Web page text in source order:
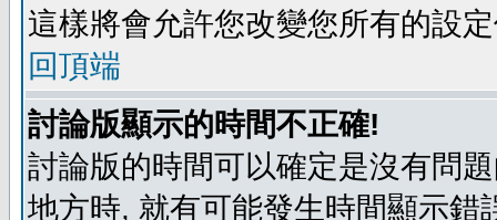
這樣將會允許您改變您所有的設
回頂端
討論版顯示的時間不正確!
討論版的時間可以確定是沒有問
地方時, 就有可能發生時間顯示